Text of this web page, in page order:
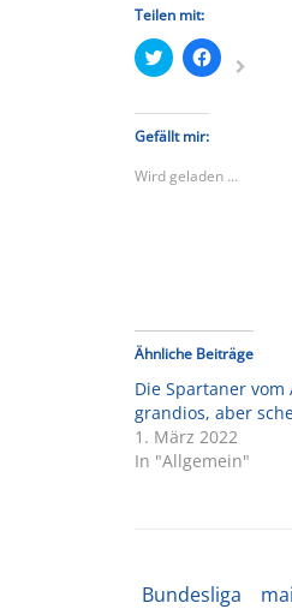
Teilen mit:
Klick,
um
zu
teilen
(Wird
neuem
Klick,
um
neuem
Gefällt mir:
Wird geladen …
Ähnliche Beiträge
Die Spartaner vom
grandios, aber
1. März 2022
In "Allgemein"
Bundesliga